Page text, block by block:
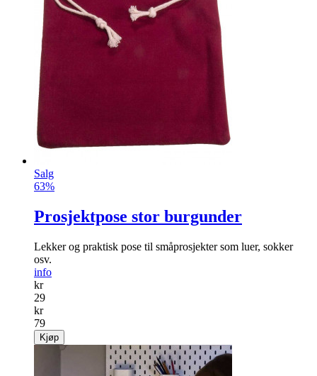
Salg
63%
Prosjektpose stor burgunder
Lekker og praktisk pose til småprosjekter som luer, sokker
osv.
info
kr
29
kr
79
Kjøp